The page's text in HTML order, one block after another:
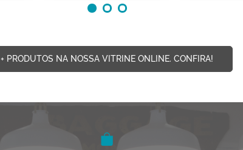
+ PRODUTOS NA NOSSA VITRINE ONLINE. CONFIRA!